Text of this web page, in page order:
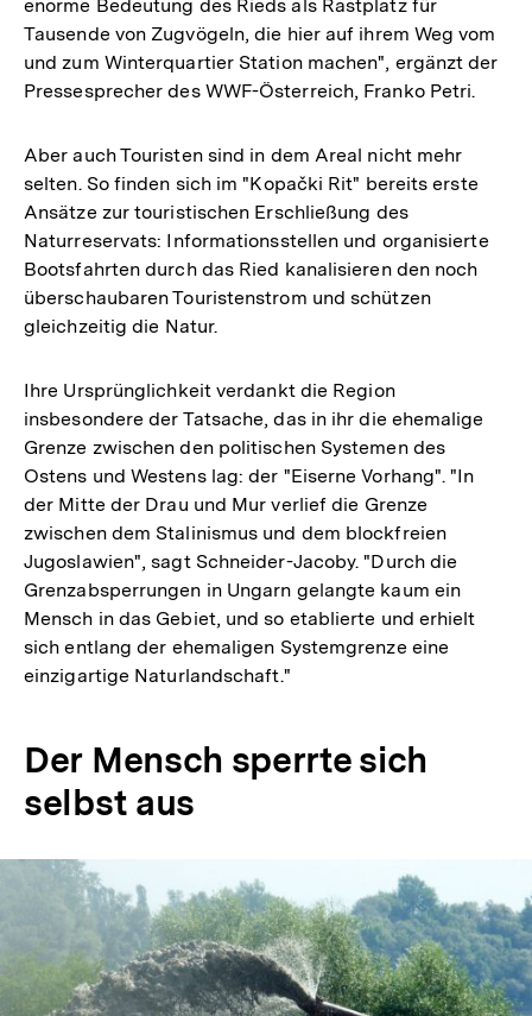
enorme Bedeutung des Rieds als Rastplatz für
Tausende von Zugvögeln, die hier auf ihrem Weg vom
und zum Winterquartier Station machen", ergänzt der
Pressesprecher des WWF-Österreich, Franko Petri.
Aber auch Touristen sind in dem Areal nicht mehr
selten. So finden sich im "Kopački Rit" bereits erste
Ansätze zur touristischen Erschließung des
Naturreservats: Informationsstellen und organisierte
Bootsfahrten durch das Ried kanalisieren den noch
überschaubaren Touristenstrom und schützen
gleichzeitig die Natur.
Ihre Ursprünglichkeit verdankt die Region
insbesondere der Tatsache, das in ihr die ehemalige
Grenze zwischen den politischen Systemen des
Ostens und Westens lag: der "Eiserne Vorhang". "In
der Mitte der Drau und Mur verlief die Grenze
zwischen dem Stalinismus und dem blockfreien
Jugoslawien", sagt Schneider-Jacoby. "Durch die
Grenzabsperrungen in Ungarn gelangte kaum ein
Mensch in das Gebiet, und so etablierte und erhielt
sich entlang der ehemaligen Systemgrenze eine
einzigartige Naturlandschaft."
Der Mensch sperrte sich
selbst aus